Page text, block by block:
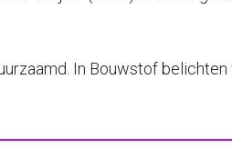
In Bouwstof